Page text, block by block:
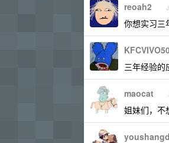
reoah2
你想实习三
三年经验的
maocat
姐妹们，不